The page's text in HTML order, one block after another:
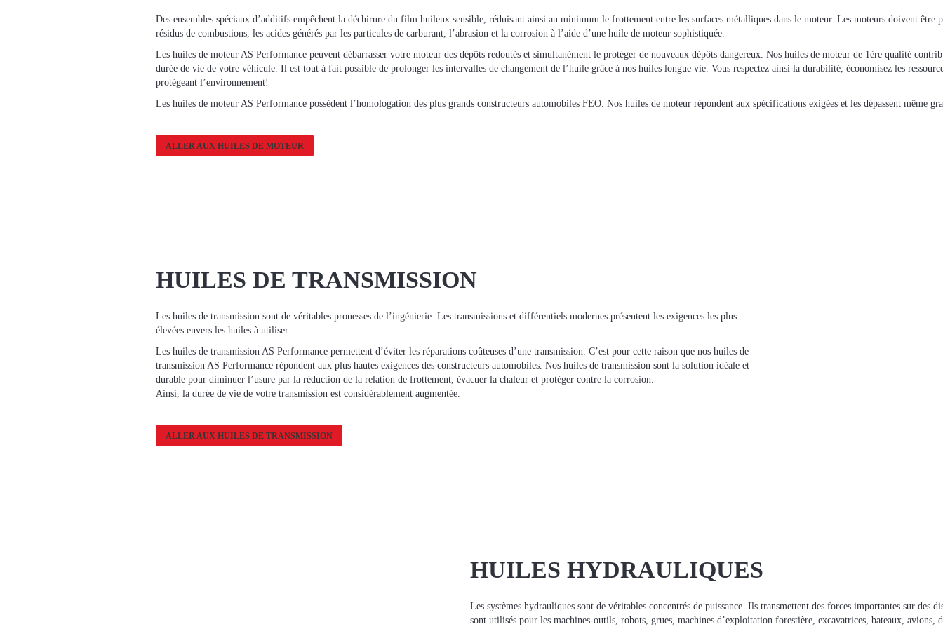
Des ensembles spéciaux d’additifs empêchent la déchirure du film huileux sensible, réduisant ainsi au minimum le frottement entre les surfaces métalliques dans le moteur. Les moteurs doivent être
résidus de combustions, les acides générés par les particules de carburant, l’abrasion et la corrosion à l’aide d’une huile de moteur sophistiquée.
Les huiles de moteur AS Performance peuvent débarrasser votre moteur des dépôts redoutés et simultanément le protéger de nouveaux dépôts dangereux. Nos huiles de moteur de 1ère qualité
durée de vie de votre véhicule. Il est tout à fait possible de prolonger les intervalles de changement de l’huile grâce à nos huiles longue vie. Vous respectez ainsi la durabilité, économisez les
protégeant l’environnement!
Les huiles de moteur AS Performance possèdent l’homologation des plus grands constructeurs automobiles FEO. Nos huiles de moteur répondent aux spécifications exigées et les dépassent même
ALLER AUX HUILES DE MOTEUR
HUILES DE TRANSMISSION
Les huiles de transmission sont de véritables prouesses de l’ingénierie. Les transmissions et différentiels modernes présentent les exigences les plus
élevées envers les huiles à utiliser.
Les huiles de transmission AS Performance permettent d’éviter les réparations coûteuses d’une transmission. C’est pour cette raison que nos huiles de
transmission AS Performance répondent aux plus hautes exigences des constructeurs automobiles. Nos huiles de transmission sont la solution idéale et
durable pour diminuer l’usure par la réduction de la relation de frottement, évacuer la chaleur et protéger contre la corrosion.
Ainsi, la durée de vie de votre transmission est considérablement augmentée.
ALLER AUX HUILES DE TRANSMISSION
HUILES HYDRAULIQUES
Les systèmes hydrauliques sont de véritables concentrés de puissance. Ils transmettent des forces importantes sur des
sont utilisés pour les machines-outils, robots, grues, machines d’exploitation forestière, excavatrices, bateaux, avions,